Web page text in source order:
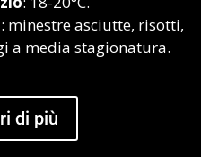
: minestre asciutte, risotti,
a media stagionatura.
di più